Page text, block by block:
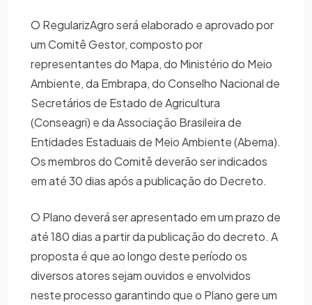
O RegularizAgro será elaborado e aprovado por
um Comitê Gestor, composto por
representantes do Mapa, do Ministério do Meio
Ambiente, da Embrapa, do Conselho Nacional de
Secretários de Estado de Agricultura
(Conseagri) e da Associação Brasileira de
Entidades Estaduais de Meio Ambiente (Abema).
Os membros do Comitê deverão ser indicados
em até 30 dias após a publicação do Decreto.
O Plano deverá ser apresentado em um prazo de
até 180 dias a partir da publicação do decreto. A
proposta é que ao longo deste período os
diversos atores sejam ouvidos e envolvidos
neste processo garantindo que o Plano gere um